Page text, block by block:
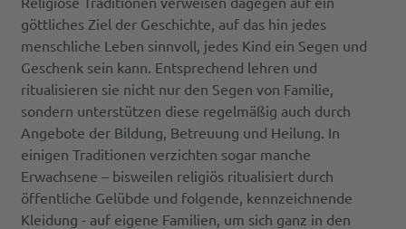
göttliches Ziel der Geschichte, auf das hin jedes
menschliche Leben sinnvoll, jedes Kind ein Segen und
Geschenk sein kann. Entsprechend lehren und
ritualisieren sie nicht nur den Segen von Familie,
sondern unterstützen diese regelmäßig auch durch
Angebote der Bildung, Betreuung und Heilung. In
einigen Traditionen verzichten sogar manche
Erwachsene – bisweilen religiös ritualisiert durch
öffentliche Gelübde und folgende, kennzeichnende
Kleidung - auf eigene Familien, um sich ganz in den